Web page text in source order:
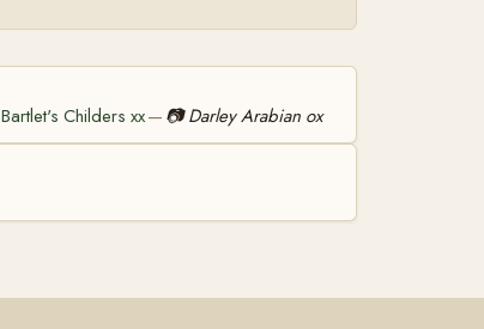
Bartlet's Childers xx— 📷 Darley Arabian ox